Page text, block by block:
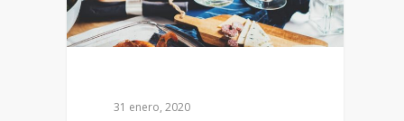
31 enero, 2020